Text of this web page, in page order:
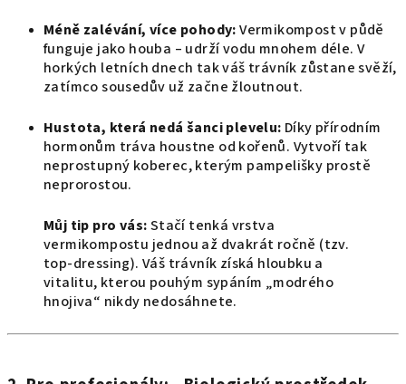
Méně zalévání, více pohody:Vermikompost v půdě
funguje jako houba – udrží vodu mnohem déle. V
horkých letních dnech tak váš trávník zůstane svěží,
zatímco sousedův už začne žloutnout.
Hustota, která nedá šanci plevelu: Díky přírodním
hormonům tráva houstne od kořenů. Vytvoří tak
neprostupný koberec, kterým pampelišky prostě
neprorostou.
Můj tip pro vás:Stačí tenká vrstva
vermikompostu jednou až dvakrát ročně (tzv.
top-dressing). Váš trávník získá hloubku a
vitalitu, kterou pouhým sypáním „modrého
hnojiva“ nikdy nedosáhnete.